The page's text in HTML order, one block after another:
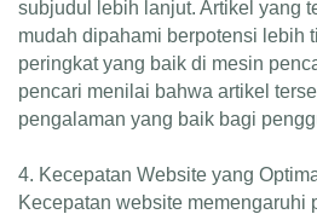
subjudul lebih lanjut. Artikel yang
mudah dipahami berpotensi lebih
peringkat yang baik di mesin
pencari menilai bahwa artikel
pengalaman yang baik bagi
4. Kecepatan Website yang
Kecepatan website memengaruhi